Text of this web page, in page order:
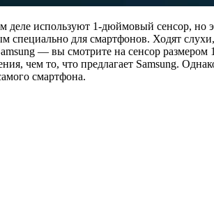
используют 1-дюймовый сенсор, но
для смартфонов. Ходят
— вы смотрите на сенсор размером
чем то, что предлагает Samsung.
смартфона.